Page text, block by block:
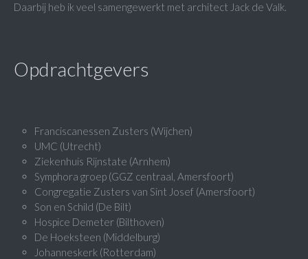
Daarbij heb ik veel samengewerkt met architect Jack de Valk.
Opdrachtgevers
Franciscanessen Zusters (Wijchen)
UMC (Utrecht)
Ziekenhuis Rijnstate (Arnhem)
Symphora groep (GGZ centraal, Amersfoort)
Congregatie Zusters van Sint Josef (Amersfoort)
Son en Schild (De Bilt)
Hospice Demeter (Bilthoven)
De Hoeksteen (Middelburg)
Johanneskerk (Rotterdam)